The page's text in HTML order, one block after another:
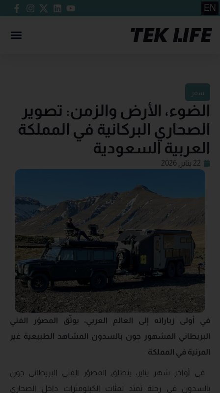
EN
سفر
الضوء، الأرض والزمن: تصوير
الصحاري البركانية في المملكة
العربية السعودية
22 يناير, 2026
في أولى زياراته إلى العالم العربي، يوثّق المصوّر الفني
البريطاني المشهور جون بالسدون المشاهد الطبيعية غير
المرئية في المملكة
في أواخر شهر يناير، ينطلق المصوّر الفني البريطاني جون
بالسدون في رحلة تمتد لمئات الكيلومترات داخل الصحاري